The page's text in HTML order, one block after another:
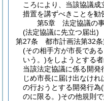
ころにより、当該協議
措置を講ずべきことを勧
第5章
法定協議の
(法定協議に先立つ届出)
第27条
都市計画法第32
(その相手方が市長であ
いう。)をしようとする
当該法定協議に係る開
じめ市長に届け出なけれ
の行おうとする開発行為
のに限る。)その他規則